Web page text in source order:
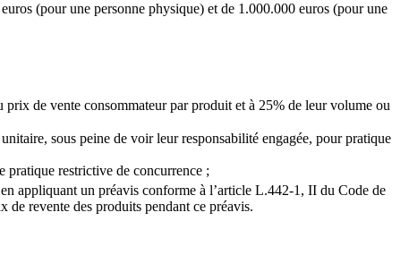
(pour une personne physique) et de 1.000.000 euros (pour une
de vente consommateur par produit et à 25% de leur volume ou
sous peine de voir leur responsabilité engagée, pour pratique
pratique restrictive de concurrence ;
appliquant un préavis conforme à l’article L.442-1, II du Code de
revente des produits pendant ce préavis.